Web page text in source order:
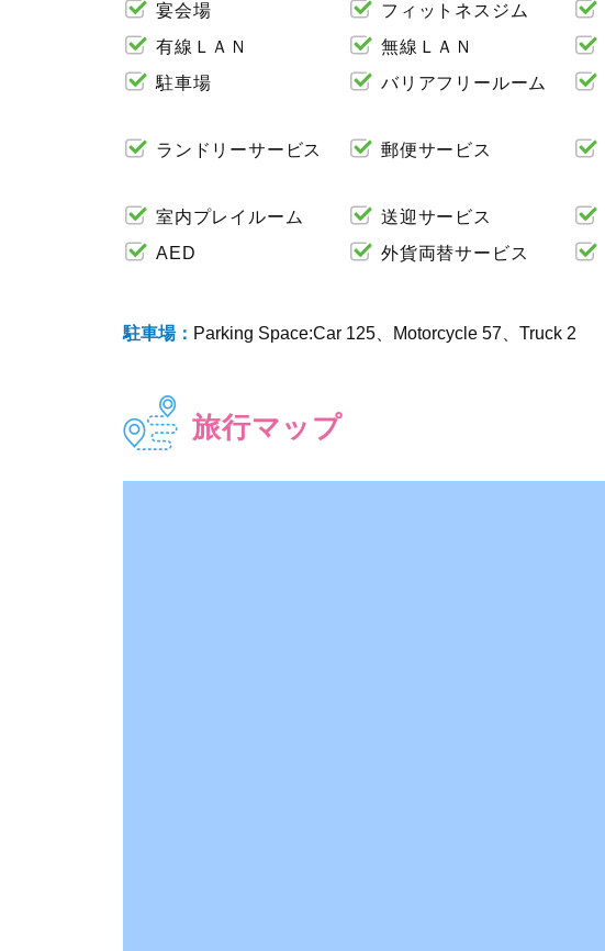
宴会場
フィットネスジム
有線ＬＡＮ
無線ＬＡＮ
駐車場
バリアフリールーム
ランドリーサービス
郵便サービス
室内プレイルーム
送迎サービス
AED
外貨両替サービス
駐車場： Parking Space:Car 125、Motorcycle 57、Truck 2
旅行マップ